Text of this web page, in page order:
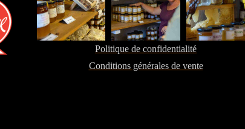
Politique de confidentialité
Conditions générales de vente